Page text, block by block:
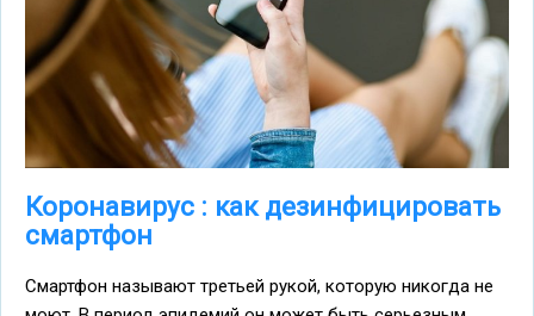
Коронавирус : как дезинфицировать
смартфон
Смартфон называют третьей рукой, которую никогда не